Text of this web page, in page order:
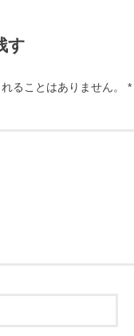
す
ることはありません。 *